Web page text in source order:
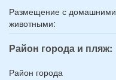
Размещение с домашними
животными:
Район города и пляж:
Район города